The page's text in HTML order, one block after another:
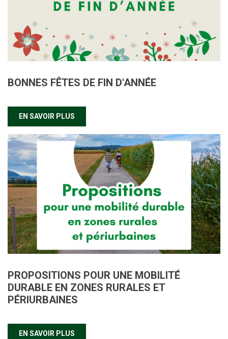
BONNES FÊTES DE FIN D'ANNÉE
EN SAVOIR PLUS
PROPOSITIONS POUR UNE MOBILITÉ
DURABLE EN ZONES RURALES ET
PÉRIURBAINES
EN SAVOIR PLUS